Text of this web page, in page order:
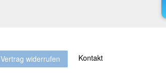
Vertrag widerrufen Kontakt